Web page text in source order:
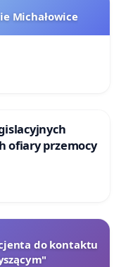
Michałowice
ofiary przemocy
do kontaktu